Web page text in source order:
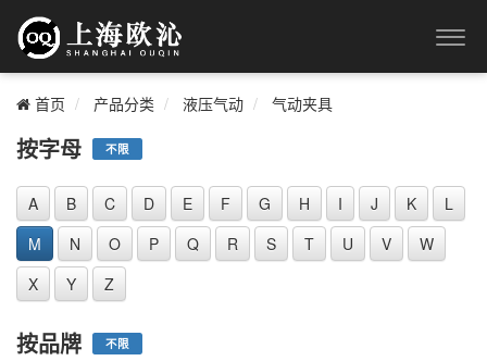
首页 产品分类 液压气动 气动夹具
按字母 不限
A B C D E F G H I J K
L
M
N O P Q R S T U V
W
X
Y Z
按品牌 不限